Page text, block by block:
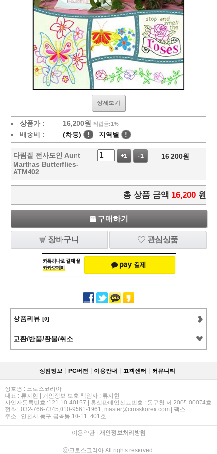
상세보기
상품가 : 16,200원 적립금:1%
배송비 : (차등) ! 지역별 !
다림질 전사도안 Aunt
Marthas Butterflies-
ATM402
+1 -1 16,200원
총 상품 금액 16,200 원
구매하기
장바구니 관심상품
상품리뷰 [0]
교환/반품/환불/취소
상점정보 PC버젼 이용안내 고객센터 커뮤니티
상호명 : 크로스코리아
대표 : 류지현 | 개인정보 보호 책임자 : 류지현
사업자등록번호 :121-10-40157 | 통신판매업신고번호 : 동구청 제 2005-00074호
전화 : 032-766-7345,010-9561-1961, master@crosskorea.com | 팩스 :
주소 : 인천시 동구 금곡동 10-11. 401호
이용약관| 개인정보처리방침
ⓒ크로스코리아 All rights reserved.